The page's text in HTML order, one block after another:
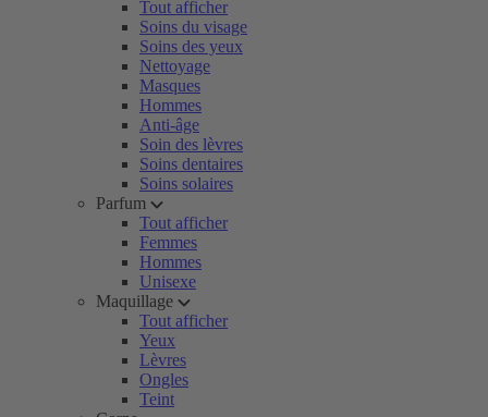
Tout afficher
Soins du visage
Soins des yeux
Nettoyage
Masques
Hommes
Anti-âge
Soin des lèvres
Soins dentaires
Soins solaires
Parfum
Tout afficher
Femmes
Hommes
Unisexe
Maquillage
Tout afficher
Yeux
Lèvres
Ongles
Teint